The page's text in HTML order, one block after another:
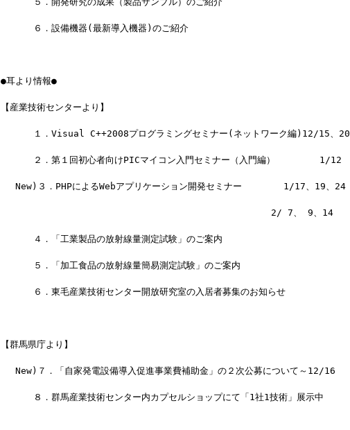
６．設備機器(最新導入機器)のご紹介
●耳より情報●
【産業技術センターより】
１．Visual C++2008プログラミングセミナー(ネットワーク編)12/15、20
２．第１回初心者向けPICマイコン入門セミナー（入門編）        1/12
New)３．PHPによるWebアプリケーション開発セミナー　　　　 1/17、19、24
2/ 7、 9、14
４．「工業製品の放射線量測定試験」のご案内
５．「加工食品の放射線量簡易測定試験」のご案内
６．東毛産業技術センター開放研究室の入居者募集のお知らせ
【群馬県庁より】
New)７．「自家発電設備導入促進事業費補助金」の２次公募について～12/16
８．群馬産業技術センター内カプセルショップにて「1社1技術」展示中